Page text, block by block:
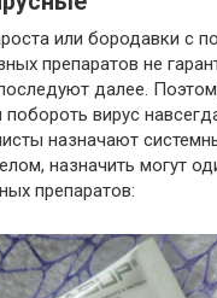
или бородавки с
препаратов не
далее.
побороть вирус
назначают
назначить могут
препаратов: